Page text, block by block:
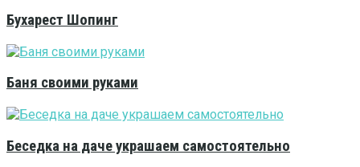
Бухарест Шопинг
Баня своими руками
Беседка на даче украшаем самостоятельно